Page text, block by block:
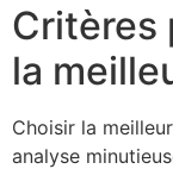
Critères
la
Choisir la
analyse